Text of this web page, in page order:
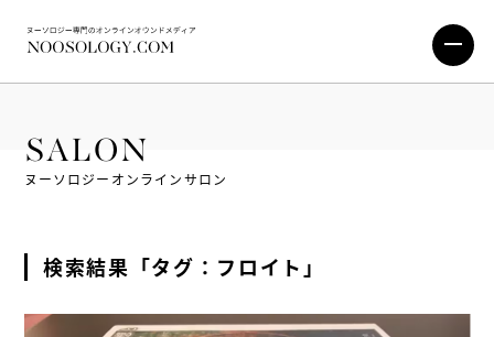
SALON
ヌーソロジーオンラインサロン
検索結果「タグ：フロイト」